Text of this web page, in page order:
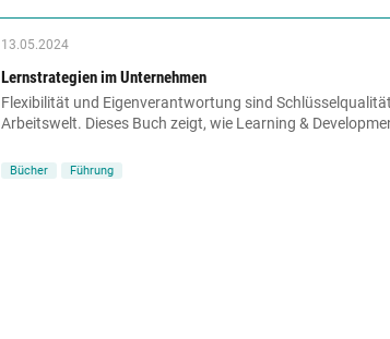
13.05.2024
Lernstrategien im Unternehmen
Flexibilität und Eigenverantwortung sind
Arbeitswelt. Dieses Buch zeigt, wie Learning &
Bücher Führung